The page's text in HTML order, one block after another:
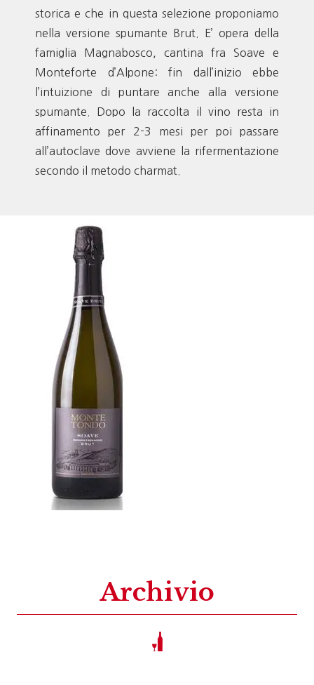
storica e che in questa selezione proponiamo
nella versione spumante Brut. E’ opera della
famiglia Magnabosco, cantina fra Soave e
Monteforte d’Alpone: fin dall’inizio ebbe
l’intuizione di puntare anche alla versione
spumante. Dopo la raccolta il vino resta in
affinamento per 2-3 mesi per poi passare
all’autoclave dove avviene la rifermentazione
secondo il metodo charmat.
Archivio